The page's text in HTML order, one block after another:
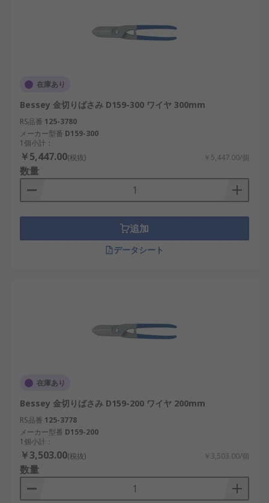
在庫あり
Bessey 金切りばさみ D159-300 ワイヤ 300mm
RS品番 125-3780
メーカー型番 D159-300
1個小計：
￥5,447.00(税抜) ￥5,447.00/個
数量
追加
データシート
在庫あり
Bessey 金切りばさみ D159-200 ワイヤ 200mm
RS品番 125-3778
メーカー型番 D159-200
1個小計：
￥3,503.00(税抜) ￥3,503.00/個
数量